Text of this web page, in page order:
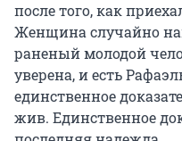
после того, как
Женщина случайно
раненый молодой
уверена, и есть
единственное
жив. Единственное